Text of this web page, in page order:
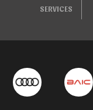
SERVICES